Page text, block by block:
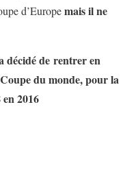
d’Europemais il ne
décidé de rentrer en
du monde, pour la
2016